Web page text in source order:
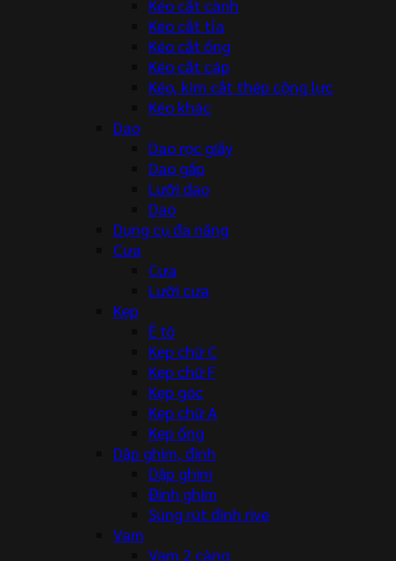
Kéo cắt cành
Kéo cắt tỉa
Kéo cắt ống
Kéo cắt cáp
Kéo, kìm cắt thép cộng lực
Kéo khác
Dao
Dao rọc giấy
Dao gấp
Lưỡi dao
Dao
Dụng cụ đa năng
Cưa
Cưa
Lưỡi cưa
Kẹp
Ê tô
Kẹp chữ C
Kẹp chữ F
Kẹp góc
Kẹp chữ A
Kẹp ống
Dập ghim, đinh
Dập ghim
Đinh ghim
Súng rút đinh rive
Vam
Vam 2 càng